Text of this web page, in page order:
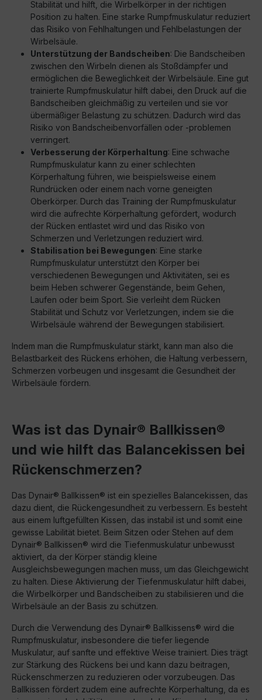
Stabilität und hilft, die Wirbelkörper in der richtigen
Position zu halten. Eine starke Rumpfmuskulatur reduziert
das Risiko von Fehlhaltungen und Fehlbelastungen der
Wirbelsäule.
Unterstützung der Bandscheiben: Die Bandscheiben
zwischen den Wirbeln dienen als Stoßdämpfer und
ermöglichen die Beweglichkeit der Wirbelsäule. Eine gut
trainierte Rumpfmuskulatur hilft dabei, den Druck auf die
Bandscheiben gleichmäßig zu verteilen und sie vor
übermäßiger Belastung zu schützen. Dadurch wird das
Risiko von Bandscheibenvorfällen oder -problemen
verringert.
Verbesserung der Körperhaltung: Eine schwache
Rumpfmuskulatur kann zu einer schlechten
Körperhaltung führen, wie beispielsweise einem
Rundrücken oder einem nach vorne geneigten
Oberkörper. Durch das Training der Rumpfmuskulatur
wird die aufrechte Körperhaltung gefördert, wodurch
der Rücken entlastet wird und das Risiko von
Schmerzen und Verletzungen reduziert wird.
Stabilisation bei Bewegungen: Eine starke
Rumpfmuskulatur unterstützt den Körper bei
verschiedenen Bewegungen und Aktivitäten, sei es
beim Heben schwerer Gegenstände, beim Gehen,
Laufen oder beim Sport. Sie verleiht dem Rücken
Stabilität und Schutz vor Verletzungen, indem sie die
Wirbelsäule während der Bewegungen stabilisiert.
Indem man die Rumpfmuskulatur stärkt, kann man also die
Belastbarkeit des Rückens erhöhen, die Haltung verbessern,
Schmerzen vorbeugen und insgesamt die Gesundheit der
Wirbelsäule fördern.
Was ist das Dynair® Ballkissen®
und wie hilft das Balancekissen bei
Rückenschmerzen?
Das Dynair® Ballkissen® ist ein spezielles Balancekissen, das
dazu dient, die Rückengesundheit zu verbessern. Es besteht
aus einem luftgefüllten Kissen, das instabil ist und somit eine
gewisse Labilität bietet. Beim Sitzen oder Stehen auf dem
Dynair® Ballkissen® wird die Tiefenmuskulatur unbewusst
aktiviert, da der Körper ständig kleine
Ausgleichsbewegungen machen muss, um das Gleichgewicht
zu halten. Diese Aktivierung der Tiefenmuskulatur hilft dabei,
die Wirbelkörper und Bandscheiben zu stabilisieren und die
Wirbelsäule an der Basis zu schützen.
Durch die Verwendung des Dynair® Ballkissens® wird die
Rumpfmuskulatur, insbesondere die tiefer liegende
Muskulatur, auf sanfte und effektive Weise trainiert. Dies trägt
zur Stärkung des Rückens bei und kann dazu beitragen,
Rückenschmerzen zu reduzieren oder vorzubeugen. Das
Ballkissen fördert zudem eine aufrechte Körperhaltung, da es